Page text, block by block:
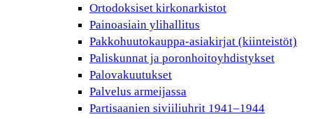
Ortodoksiset kirkonarkistot
Painoasiain ylihallitus
Pakkohuutokauppa-asiakirjat (kiinteistöt)
Paliskunnat ja poronhoitoyhdistykset
Palovakuutukset
Palvelus armeijassa
Partisaanien siviiliuhrit 1941–1944